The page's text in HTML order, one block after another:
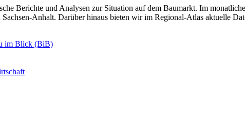
Berichte und Analysen zur Situation auf dem Baumarkt. Im
Sachsen-Anhalt. Darüber hinaus bieten wir im Regional-Atlas aktuelle
im Blick (BiB)